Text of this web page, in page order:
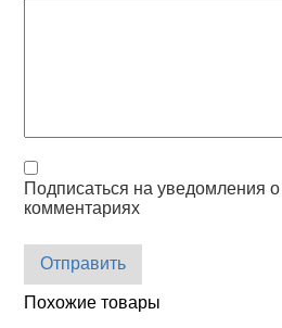
Подписаться на уведомления
комментариях
Отправить
Похожие товары